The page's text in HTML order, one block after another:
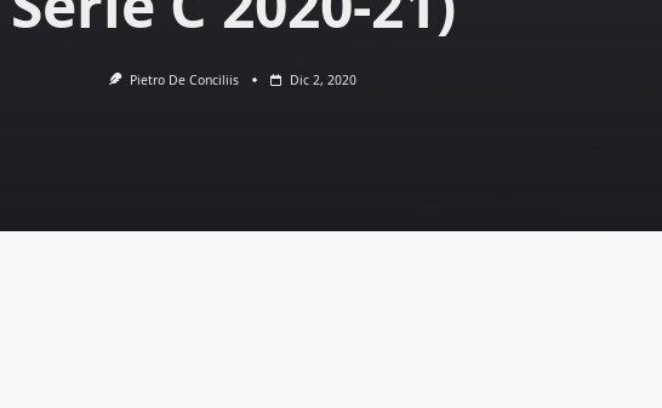
Pietro De Conciliis Dic 2, 2020